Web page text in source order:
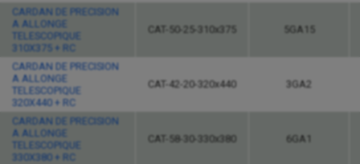
CARDAN DE PRECISION
A ALLONGE
TELESCOPIQUE
310X375 + RC
CAT-50-25-310x375 5GA15
CARDAN DE PRECISION
A ALLONGE
TELESCOPIQUE
320X440 + RC
CAT-42-20-320x440 3GA2
CARDAN DE PRECISION
A ALLONGE
TELESCOPIQUE
330X380 + RC
CAT-58-30-330x380 6GA1